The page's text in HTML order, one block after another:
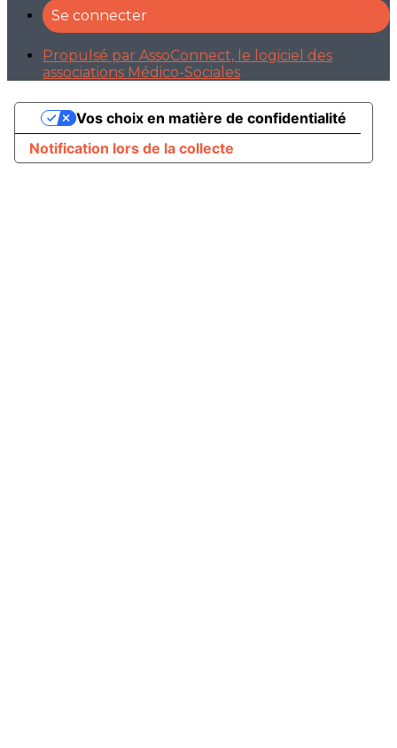
Se connecter
Propulsé par AssoConnect, le logiciel des
associations Médico-Sociales
Notification lors de la collecte
Vos choix en matière de confidentialité